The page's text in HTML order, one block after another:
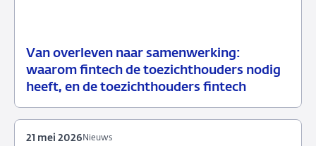
Van overleven naar samenwerking:
waarom fintech de toezichthouders nodig
heeft, en de toezichthouders fintech
21
mei
Speech
Nieuws
21 mei 2026